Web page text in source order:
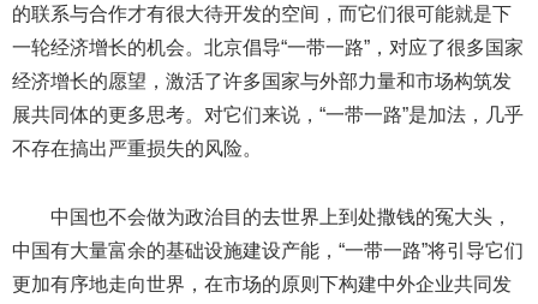
的联系与合作才有很大待开发的空间，而它们很可能就是下
一轮经济增长的机会。北京倡导“一带一路”，对应了很多国家
经济增长的愿望，激活了许多国家与外部力量和市场构筑发
展共同体的更多思考。对它们来说，“一带一路”是加法，几乎
不存在搞出严重损失的风险。
中国也不会做为政治目的去世界上到处撒钱的冤大头，
中国有大量富余的基础设施建设产能，“一带一路”将引导它们
更加有序地走向世界，在市场的原则下构建中外企业共同发